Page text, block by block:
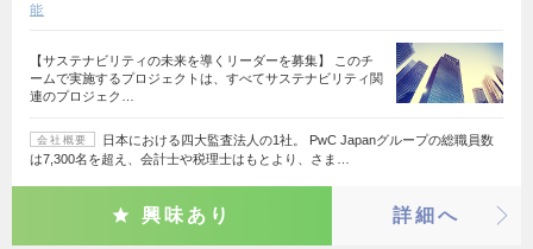
能
【サステナビリティの未来を導くリーダーを募集】 このチ
ームで実施するプロジェクトは、すべてサステナビリティ関
連のプロジェク…
会社概要
日本における四大監査法人の1社。 PwC Japanグループの総職員数
は7,300名を超え、会計士や税理士はもとより、さま…
興味あり 詳細へ